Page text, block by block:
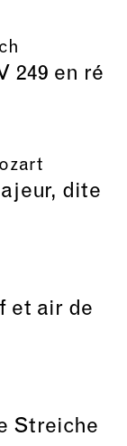
249 en ré
dite
et air de
Streiche